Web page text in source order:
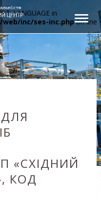
in
inc/ses-inc.phpon line
«СХІДНИЙ
КОД